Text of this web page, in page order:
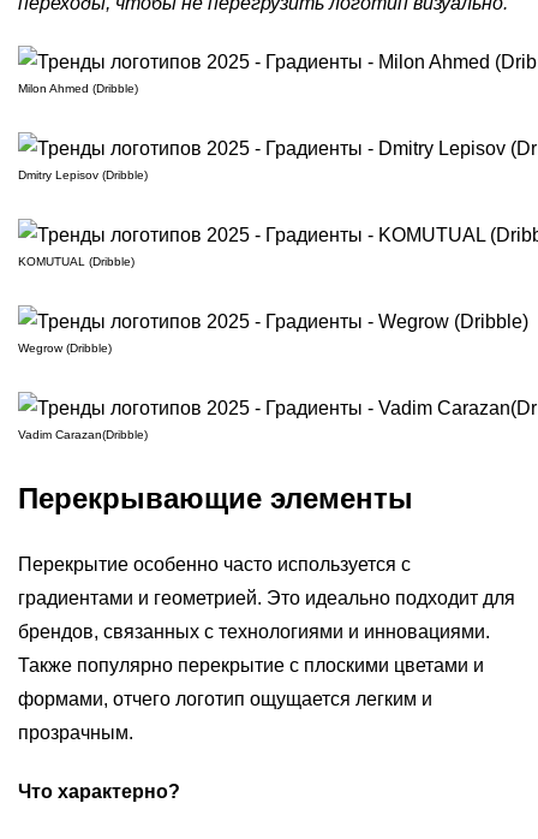
Milon Ahmed (Dribble)
Dmitry Lepisov (Dribble)
KOMUTUAL (Dribble)
Wegrow (Dribble)
Vadim Carazan(Dribble)
Перекрывающие элементы
Перекрытие особенно часто используется с
градиентами и геометрией. Это идеально подходит для
брендов, связанных с технологиями и инновациями.
Также популярно перекрытие с плоскими цветами и
формами, отчего логотип ощущается легким и
прозрачным.
Что характерно?